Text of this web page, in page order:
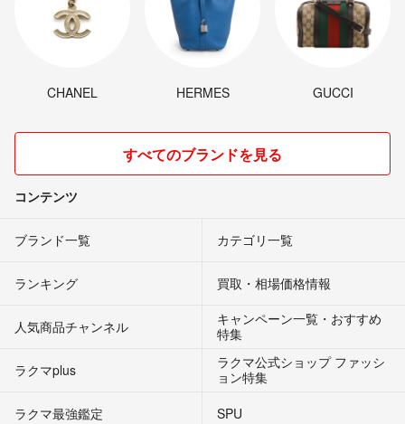
CHANEL HERMES GUCCI
すべてのブランドを見る
コンテンツ
ブランド一覧 カテゴリ一覧
ランキング 買取・相場価格情報
人気商品チャンネル
キャンペーン一覧・おすすめ
特集
ラクマplus
ラクマ公式ショップ ファッシ
ョン特集
ラクマ最強鑑定
SPU